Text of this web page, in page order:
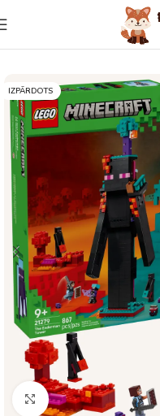
Sākums Lego
IZPĀRDOTS
Palielināt